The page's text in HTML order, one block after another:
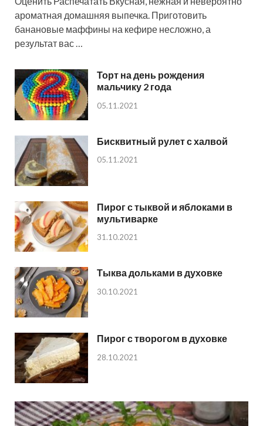
ароматная домашняя выпечка. Приготовить
банановые маффины на кефире несложно, а
результат вас …
Торт на день рождения
мальчику 2 года
05.11.2021
Бисквитный рулет с халвой
05.11.2021
Пирог с тыквой и яблоками в
мультиварке
31.10.2021
Тыква дольками в духовке
30.10.2021
Пирог с творогом в духовке
28.10.2021